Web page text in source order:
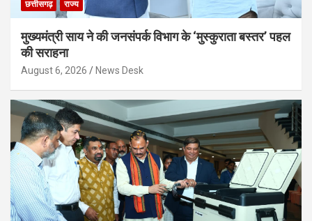
छत्तीसगढ़ राज्य
मुख्यमंत्री साय ने की जनसंपर्क विभाग के ‘मुस्कुराता बस्तर’ पहल
की सराहना
August 6, 2026 News Desk